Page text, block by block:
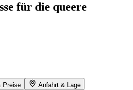
für die queere
Preise
Anfahrt & Lage